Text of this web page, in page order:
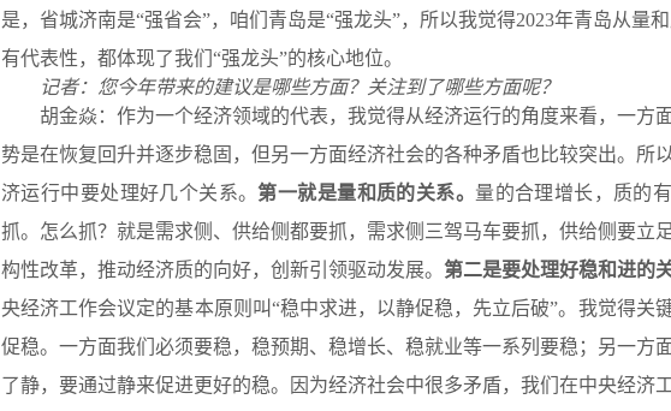
是，省城济南是“强省会”，咱们青岛是“强龙头”，所以我觉得2023年青岛从量
有代表性，都体现了我们“强龙头”的核心地位。
记者：您今年带来的建议是哪些方面？关注到了哪些方面呢？
胡金焱：作为一个经济领域的代表，我觉得从经济运行的角度来看，一方
势是在恢复回升并逐步稳固，但另一方面经济社会的各种矛盾也比较突出。所
济运行中要处理好几个关系。第一就是量和质的关系。 量的合理增长，质的
抓。怎么抓？就是需求侧、供给侧都要抓，需求侧三驾马车要抓，供给侧要立
构性改革，推动经济质的向好，创新引领驱动发展。 第二是要处理好稳和进的关
央经济工作会议定的基本原则叫“稳中求进，以静促稳，先立后破”。我觉得关
促稳。一方面我们必须要稳，稳预期、稳增长、稳就业等一系列要稳；另一方
了静，要通过静来促进更好的稳。因为经济社会中很多矛盾，我们在中央经济